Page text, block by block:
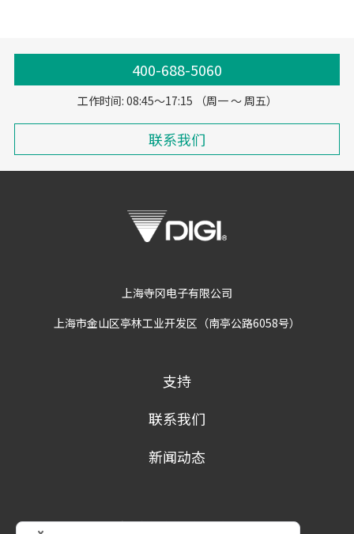
400-688-5060
工作时间: 08:45～17:15 （周一 ～ 周五）
联系我们
上海寺冈电子有限公司
上海市金山区亭林工业开发区（南亭公路6058号）
支持
联系我们
新闻动态
隐私政策 条款及条件 商标